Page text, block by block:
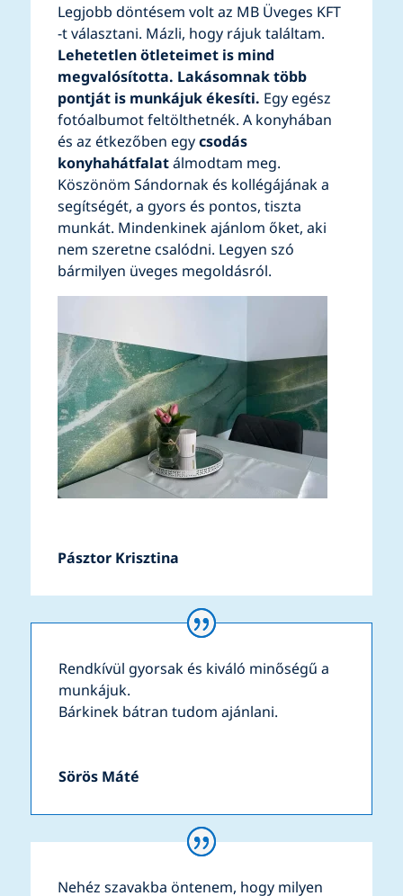
Legjobb döntésem volt az MB Üveges KFT
-t választani. Mázli, hogy rájuk találtam.
Lehetetlen ötleteimet is mind
megvalósította. Lakásomnak több
pontját is munkájuk ékesíti. Egy egész
fotóalbumot feltölthetnék. A konyhában
és az étkezőben egycsodás
konyhahátfalatálmodtam meg.
Köszönöm Sándornak és kollégájának a
segítségét, a gyors és pontos, tiszta
munkát. Mindenkinek ajánlom őket, aki
nem szeretne csalódni. Legyen szó
bármilyen üveges megoldásról.
Pásztor Krisztina
Rendkívül gyorsak és kiváló minőségű a
munkájuk.
Bárkinek bátran tudom ajánlani.
Sörös Máté
Nehéz szavakba öntenem, hogy milyen